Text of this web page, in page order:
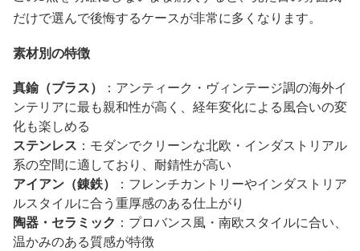
だけで選んで後悔するケースが非常に多くなります。
素材別の特徴
真鍮（ブラス）
：アンティーク・ヴィンテージ調の海外イ
ンテリアに最も親和性が高く、経年変化による風合いの変
化も楽しめる
ステンレス ：モダンでクリーンな北欧・インダストリアル
系の空間に適しており、耐錆性が高い
アイアン（錬鉄）
：フレンチカントリーやインダストリア
ルスタイルに合う重厚感のある仕上がり
陶器・セラミック ：プロバンス風・南欧スタイルに合い、
温かみのある質感が特徴